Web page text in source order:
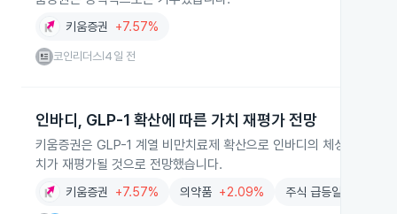
키움증권 +7.57%
코인리더스 4일 전
인바디, GLP-1 확산에 따른 가치 재평가 전망
키움증권은 GLP-1 계열 비만치료제 확산으로 인바디의 체성분 분석
치가 재평가될 것으로 전망했습니다.
키움증권 +7.57% 의약품 +2.09% 주식 급등일보🚀급등